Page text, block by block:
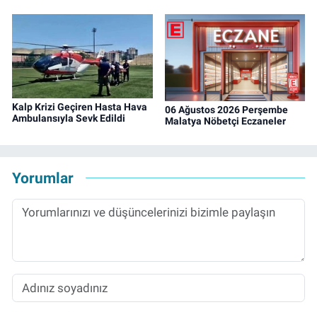
Kalp Krizi Geçiren Hasta Hava
Ambulansıyla Sevk Edildi
06 Ağustos 2026 Perşembe
Malatya Nöbetçi Eczaneler
Yorumlar